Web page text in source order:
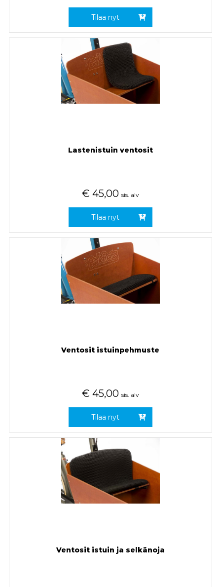
Tilaa nyt
Lastenistuin ventosit
€ 45,00 sis. alv
Tilaa nyt
Ventosit istuinpehmuste
€ 45,00 sis. alv
Tilaa nyt
Ventosit istuin ja selkänoja